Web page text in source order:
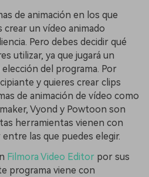
de animación en los que
crear un vídeo animado
Pero debes decidir qué
utilizar, ya que jugará un
del programa. Por
y quieres crear clips
de animación de vídeo como
Vyond y Powtoon son
herramientas vienen con
las que puedes elegir.
Filmora Video Editor por sus
programa viene con